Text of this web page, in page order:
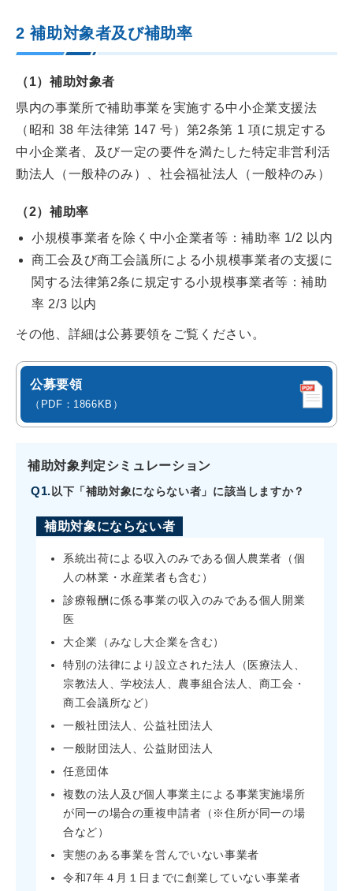
2 補助対象者及び補助率
（1）補助対象者
県内の事業所で補助事業を実施する中小企業支援法
（昭和 38 年法律第 147 号）第2条第 1 項に規定する
中小企業者、及び一定の要件を満たした特定非営利活
動法人（一般枠のみ）、社会福祉法人（一般枠のみ）
（2）補助率
小規模事業者を除く中小企業者等：補助率 1/2 以内
商工会及び商工会議所による小規模事業者の支援に
関する法律第2条に規定する小規模事業者等：補助
率 2/3 以内
その他、詳細は公募要領をご覧ください。
公募要領
（PDF：1866KB）
補助対象判定シミュレーション
Q1. 以下「補助対象にならない者」に該当しますか？
補助対象にならない者
系統出荷による収入のみである個人農業者（個
人の林業・水産業者も含む）
診療報酬に係る事業の収入のみである個人開業
医
大企業（みなし大企業を含む）
特別の法律により設立された法人（医療法人、
宗教法人、学校法人、農事組合法人、商工会・
商工会議所など）
一般社団法人、公益社団法人
一般財団法人、公益財団法人
任意団体
複数の法人及び個人事業主による事業実施場所
が同一の場合の重複申請者（※住所が同一の場
合など）
実態のある事業を営んでいない事業者
令和7年４月１日までに創業していない事業者